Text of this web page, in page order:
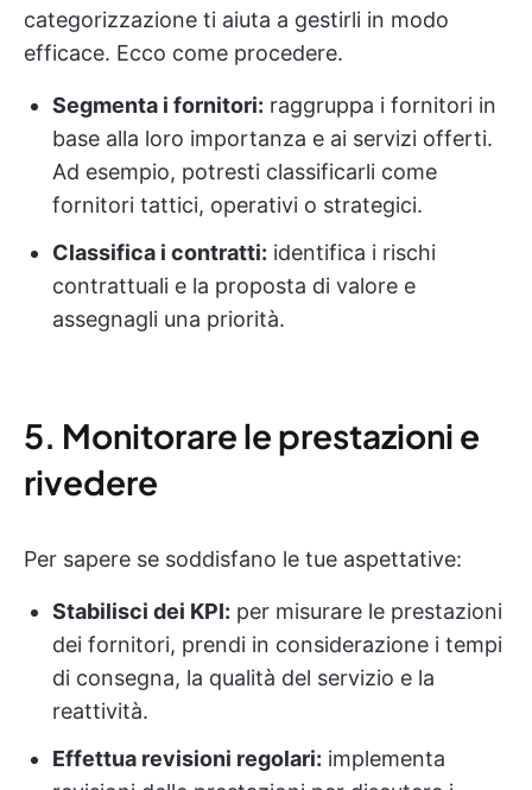
categorizzazione ti aiuta a gestirli in modo
efficace. Ecco come procedere.
Segmenta i fornitori: raggruppa i fornitori in
base alla loro importanza e ai servizi offerti.
Ad esempio, potresti classificarli come
fornitori tattici, operativi o strategici.
Classifica i contratti: identifica i rischi
contrattuali e la proposta di valore e
assegnagli una priorità.
5. Monitorare le prestazioni e
rivedere
Per sapere se soddisfano le tue aspettative:
Stabilisci dei KPI: per misurare le prestazioni
dei fornitori, prendi in considerazione i tempi
di consegna, la qualità del servizio e la
reattività.
Effettua revisioni regolari: implementa